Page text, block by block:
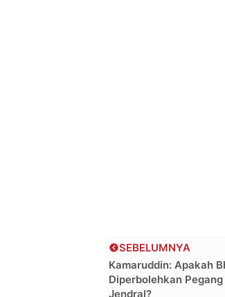
SEBELUMNYA
Kamaruddin: Apakah
Diperbolehkan
Jendral?